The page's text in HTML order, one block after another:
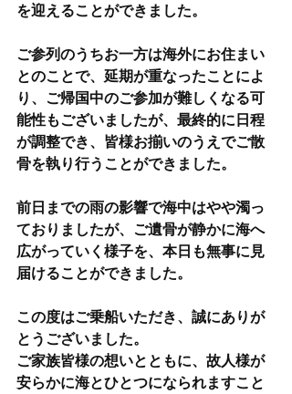
を迎えることができました。
ご参列のうちお一方は海外にお住まい
とのことで、延期が重なったことによ
り、ご帰国中のご参加が難しくなる可
能性もございましたが、最終的に日程
が調整でき、皆様お揃いのうえでご散
骨を執り行うことができました。
前日までの雨の影響で海中はやや濁っ
ておりましたが、ご遺骨が静かに海へ
広がっていく様子を、本日も無事に見
届けることができました。
この度はご乗船いただき、誠にありが
とうございました。
ご家族皆様の想いとともに、故人様が
安らかに海とひとつになられますこと